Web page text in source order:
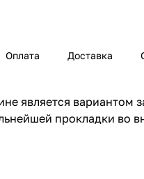
Оплата Доставка
является
прокладки во